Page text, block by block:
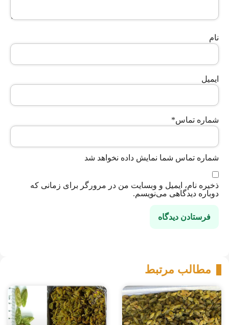
نام
ایمیل
شماره تماس*
شماره تماس شما نمایش داده نخواهد شد
ذخیره نام، ایمیل و وبسایت من در مرورگر برای زمانی که
دوباره دیدگاهی می‌نویسم.
مطالب مرتبط